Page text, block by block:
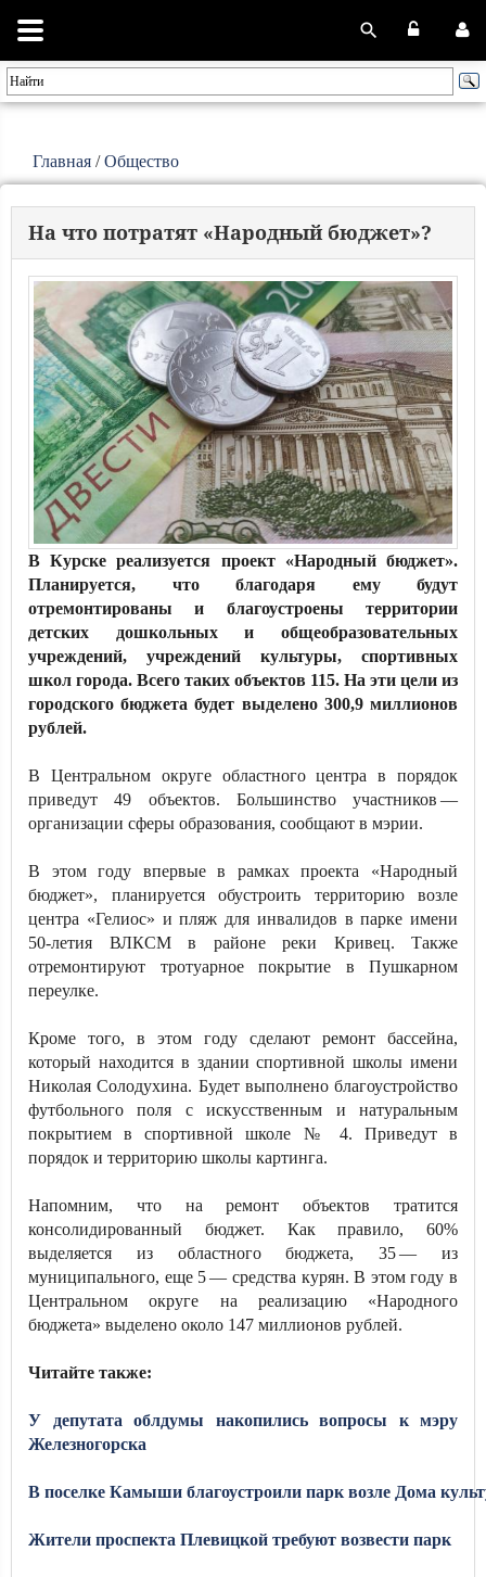
Главная /Общество
На что потратят «Народный бюджет»?
В Курске реализуется проект «Народный бюджет».
Планируется, что благодаря ему будут
отремонтированы и благоустроены территории
детских дошкольных и общеобразовательных
учреждений, учреждений культуры, спортивных
школ города. Всего таких объектов 115. На эти цели из
городского бюджета будет выделено 300,9 миллионов
рублей.
В Центральном округе областного центра в порядок
приведут 49 объектов. Большинство участников —
организации сферы образования, сообщают в мэрии.
В этом году впервые в рамках проекта «Народный
бюджет», планируется обустроить территорию возле
центра «Гелиос» и пляж для инвалидов в парке имени
50-летия ВЛКСМ в районе реки Кривец. Также
отремонтируют тротуарное покрытие в Пушкарном
переулке.
Кроме того, в этом году сделают ремонт бассейна,
который находится в здании спортивной школы имени
Николая Солодухина. Будет выполнено благоустройство
футбольного поля с искусственным и натуральным
покрытием в спортивной школе № 4. Приведут в
порядок и территорию школы картинга.
Напомним, что на ремонт объектов тратится
консолидированный бюджет. Как правило, 60%
выделяется из областного бюджета, 35 — из
муниципального, еще 5 — средства курян. В этом году в
Центральном округе на реализацию «Народного
бюджета» выделено около 147 миллионов рублей.
Читайте также:
У депутата облдумы накопились вопросы к мэру
Железногорска
В поселке Камыши благоустроили парк возле Дома
Жители проспекта Плевицкой требуют возвести парк